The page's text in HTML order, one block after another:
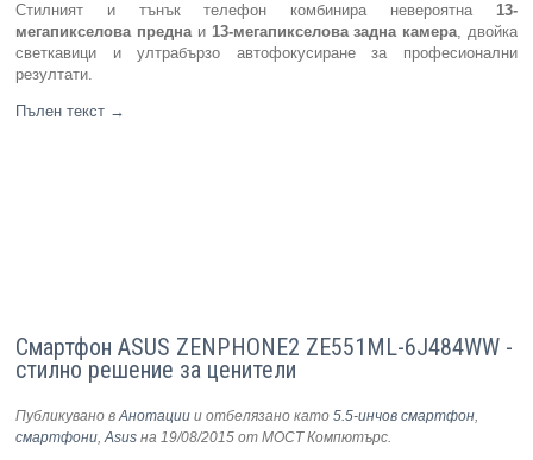
Смартфони
Стилният и тънък телефон комбинира невероятна 13-
мегапикселова предна и 13-мегапикселова задна камера, двойка
светкавици и ултрабързо автофокусиране за професионални
резултати.
Пълен текст →
Смартфон ASUS ZENPHONE2 ZE551ML-6J484WW -
стилно решение за ценители
Публикувано вАнотации и отбелязано като5.5-инчов смартфон,
смартфони,Asus на 19/08/2015 от МОСТ Компютърс.